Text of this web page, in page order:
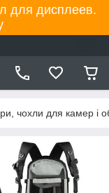
для дисплеев.
чохли для камер і